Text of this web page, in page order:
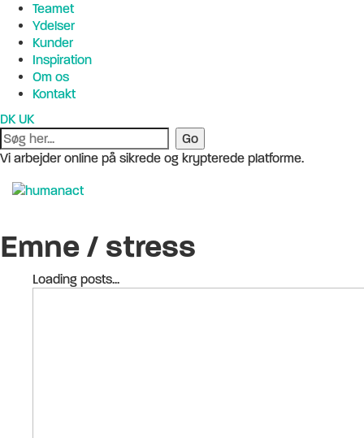
Teamet
Ydelser
Kunder
Inspiration
Om os
Kontakt
DK UK
Vi arbejder online på sikrede og krypterede platforme.
Emne / stress
Loading posts...